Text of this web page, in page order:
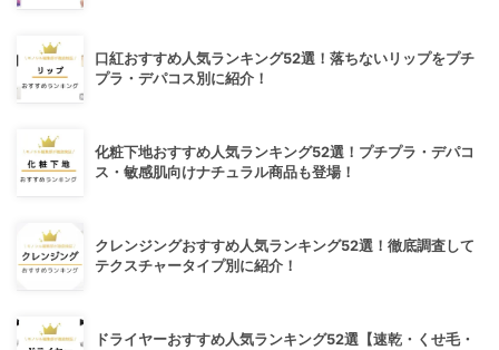
口紅おすすめ人気ランキング52選！落ちないリップをプチ
プラ・デパコス別に紹介！
化粧下地おすすめ人気ランキング52選！プチプラ・デパコ
ス・敏感肌向けナチュラル商品も登場！
クレンジングおすすめ人気ランキング52選！徹底調査して
テクスチャータイプ別に紹介！
ドライヤーおすすめ人気ランキング52選【速乾・くせ毛・